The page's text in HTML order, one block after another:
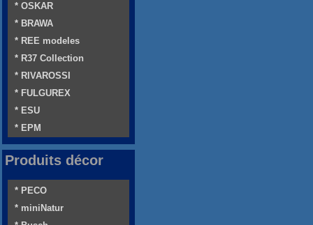
* OSKAR
* BRAWA
* REE modeles
* R37 Collection
* RIVAROSSI
* FULGUREX
* ESU
* EPM
Produits décor
* PECO
* miniNatur